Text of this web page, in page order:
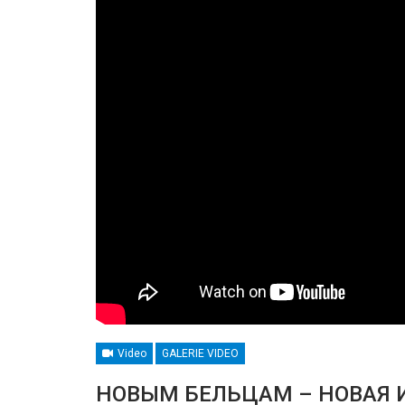
Video GALERIE VIDEO
НОВЫМ БЕЛЬЦАМ – НОВАЯ